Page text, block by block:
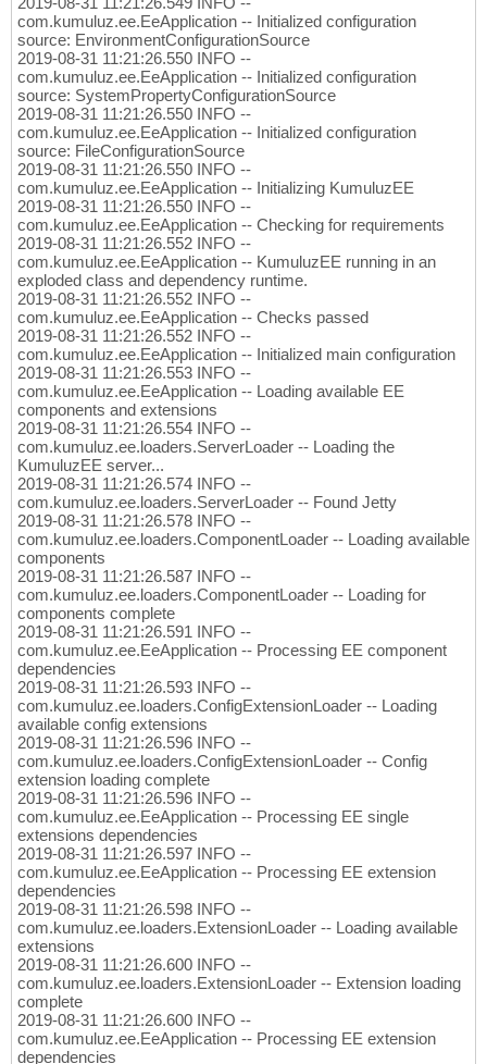
com.kumuluz.ee.EeApplication -- Initialized configuration
source: EnvironmentConfigurationSource
2019-08-31 11:21:26.550 INFO --
com.kumuluz.ee.EeApplication -- Initialized configuration
source: SystemPropertyConfigurationSource
2019-08-31 11:21:26.550 INFO --
com.kumuluz.ee.EeApplication -- Initialized configuration
source: FileConfigurationSource
2019-08-31 11:21:26.550 INFO --
com.kumuluz.ee.EeApplication -- Initializing KumuluzEE
2019-08-31 11:21:26.550 INFO --
com.kumuluz.ee.EeApplication -- Checking for requirements
2019-08-31 11:21:26.552 INFO --
com.kumuluz.ee.EeApplication -- KumuluzEE running in an
exploded class and dependency runtime.
2019-08-31 11:21:26.552 INFO --
com.kumuluz.ee.EeApplication -- Checks passed
2019-08-31 11:21:26.552 INFO --
com.kumuluz.ee.EeApplication -- Initialized main configuration
2019-08-31 11:21:26.553 INFO --
com.kumuluz.ee.EeApplication -- Loading available EE
components and extensions
2019-08-31 11:21:26.554 INFO --
com.kumuluz.ee.loaders.ServerLoader -- Loading the
KumuluzEE server...
2019-08-31 11:21:26.574 INFO --
com.kumuluz.ee.loaders.ServerLoader -- Found Jetty
2019-08-31 11:21:26.578 INFO --
com.kumuluz.ee.loaders.ComponentLoader -- Loading available
components
2019-08-31 11:21:26.587 INFO --
com.kumuluz.ee.loaders.ComponentLoader -- Loading for
components complete
2019-08-31 11:21:26.591 INFO --
com.kumuluz.ee.EeApplication -- Processing EE component
dependencies
2019-08-31 11:21:26.593 INFO --
com.kumuluz.ee.loaders.ConfigExtensionLoader -- Loading
available config extensions
2019-08-31 11:21:26.596 INFO --
com.kumuluz.ee.loaders.ConfigExtensionLoader -- Config
extension loading complete
2019-08-31 11:21:26.596 INFO --
com.kumuluz.ee.EeApplication -- Processing EE single
extensions dependencies
2019-08-31 11:21:26.597 INFO --
com.kumuluz.ee.EeApplication -- Processing EE extension
dependencies
2019-08-31 11:21:26.598 INFO --
com.kumuluz.ee.loaders.ExtensionLoader -- Loading available
extensions
2019-08-31 11:21:26.600 INFO --
com.kumuluz.ee.loaders.ExtensionLoader -- Extension loading
complete
2019-08-31 11:21:26.600 INFO --
com.kumuluz.ee.EeApplication -- Processing EE extension
dependencies